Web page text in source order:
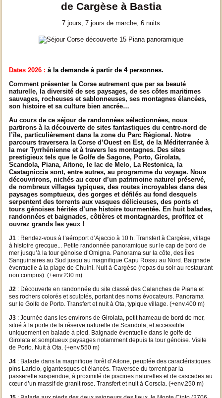
de Cargèse à Bastia
7 jours, 7 jours de marche, 6 nuits
Dates 2026 :à la demande à partir de 4 personnes.
Comment présenter la Corse autrement que par sa beauté
naturelle, la diversité de ses paysages, de ses côtes maritimes
sauvages, rocheuses et sablonneuses, ses montagnes élancées,
son histoire et sa culture bien ancrée…
Au cours de ce séjour de randonnées sélectionnées, nous
partirons à la découverte de sites fantastiques du centre-nord de
l’île, particulièrement dans la zone du Parc Régional. Notre
parcours traversera la Corse d’Ouest en Est, de la Méditerranée à
la mer Tyrrhénienne et à travers les montagnes. Des sites
prestigieux tels que le Golfe de Sagone, Porto, Girolata,
Scandola, Piana, Aitone, le lac de Melo, La Restonica, la
Castagniccia sont, entre autres, au programme du voyage. Nous
découvrirons, nichés au cœur d’un patrimoine naturel préservé,
de nombreux villages typiques, des routes incroyables dans des
paysages somptueux, des gorges et défilés au fond desquels
serpentent des torrents aux vasques délicieuses, des ponts et
tours génoises hérités d’une histoire tourmentée. En huit balades,
randonnées et baignades, côtières et montagnardes, profitez et
ouvrez grands les yeux !
J1 : Rendez-vous à l’aéroport d’Ajaccio à 10 h. Transfert à Cargèse, village
à histoire grecque... Petite randonnée panoramique sur le cap de bord de
mer jusqu’à la tour génoise d’Omigna. Panorama sur la côte, des Îles
Sanguinaires au Sud jusqu’au magnifique Capu Rossu au Nord. Baignade
éventuelle à la plage de Chuini. Nuit à Cargèse (repas du soir au restaurant
non compris). (+env.230 m)
J2 : Découverte en randonnée du site classé des Calanches de Piana et
ses rochers colorés et sculptés, portant des noms évocateurs. Panorama
sur le Golfe de Porto. Transfert et nuit à Ota, typique village. (+env.400 m)
J3 : Journée dans les environs de Girolata, petit hameau de bord de mer,
situé à la porte de la réserve naturelle de Scandola, et accessible
uniquement en balade à pied. Baignade éventuelle dans le golfe de
Girolata et somptueux paysages notamment depuis la tour génoise. Visite
de Porto. Nuit à Ota. (+env.550 m)
J4 : Balade dans la magnifique forêt d’Aitone, peuplée des caractéristiques
pins Laricio, gigantesques et élancés. Traversée du torrent par la
passerelle suspendue, à proximité de piscines naturelles et de cascades au
cœur d’un massif de granit rose. Transfert et nuit à Corscia. (+env.250 m)